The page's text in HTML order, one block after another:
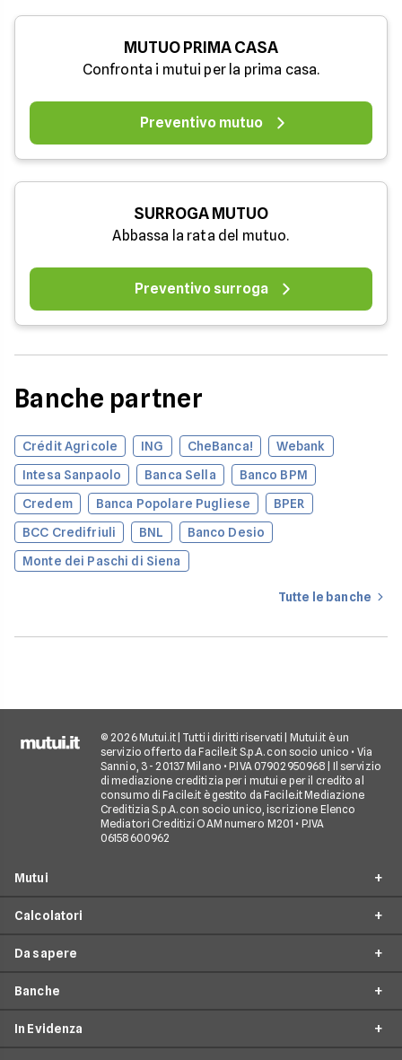
MUTUO PRIMA CASA
Confronta i mutui per la prima casa.
Preventivo mutuo
SURROGA MUTUO
Abbassa la rata del mutuo.
Preventivo surroga
Banche partner
Crédit Agricole ING CheBanca!
Webank
Intesa Sanpaolo
Banca Sella
Banco BPM
Credem
Banca Popolare Pugliese
BPER
BCC Credifriuli
BNL
Banco Desio
Monte dei Paschi di Siena
Tutte le banche
© 2026 Mutui.it | Tutti i diritti riservati | Mutui.it è un
servizio offerto da Facile.it S.p.A. con socio unico • Via
Sannio, 3 - 20137 Milano • P.IVA 07902950968 | Il servizio
di mediazione creditizia per i mutui e per il credito al
consumo di Facile.it è gestito da Facile.it Mediazione
Creditizia S.p.A. con socio unico, iscrizione Elenco
Mediatori Creditizi OAM numero M201 • P.IVA
06158600962
Mutui
Mutuo Seconda Casa
Surroga Mutuo
Calcolatori
Simulazione Mutuo
Calcolo Piano di Ammortamento
Calcolo Importo da Rata
Da sapere
Tassi di interesse mutui
Banche
In Evidenza